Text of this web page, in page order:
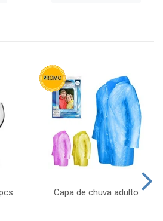
Capa de chuva adulto